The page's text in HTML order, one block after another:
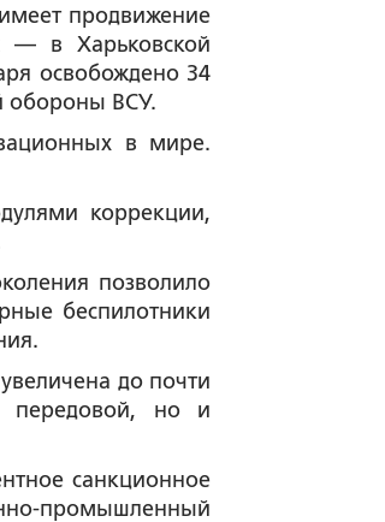
продвижение
— в Харьковской
освобождено 34
обороны ВСУ.
в мире.
коррекции,
позволило
беспилотники
до почти
передовой, но и
санкционное
промышленный